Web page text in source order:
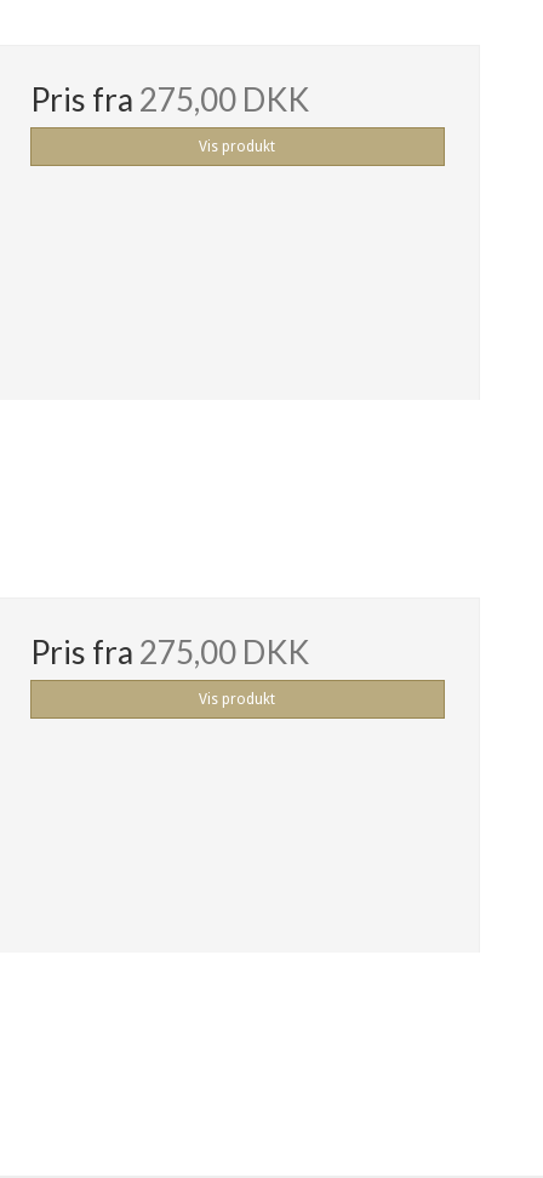
Pris fra 275,00 DKK
Vis produkt
Pris fra 275,00 DKK
Vis produkt